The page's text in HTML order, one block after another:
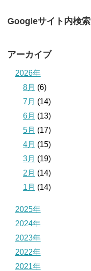
Googleサイト内検索
アーカイブ
2026年
8月 (6)
7月 (14)
6月 (13)
5月 (17)
4月 (15)
3月 (19)
2月 (14)
1月 (14)
2025年
2024年
2023年
2022年
2021年